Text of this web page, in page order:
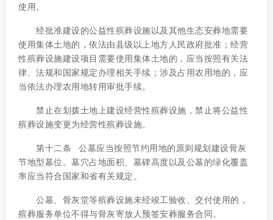
使用。
经批准建设的公益性殡葬设施以及其他生态安葬地需要
使用集体土地的，依法由县级以上地方人民政府批准；经营
性殡葬设施建设项目需要使用集体土地的，应当按照有关法
律、法规和国家规定办理相关手续；涉及占用农用地的，应
当依法办理农用地转用审批手续。
禁止在划拨土地上建设经营性殡葬设施，禁止将公益性
殡葬设施变更为经营性殡葬设施。
第十二条 公墓应当按照节约用地的原则规划建设骨灰
节地型墓位。墓穴占地面积、墓碑高度以及公墓的绿化覆盖
率应当符合国家和省有关规定。
公墓、骨灰堂等殡葬设施未经竣工验收、交付使用的，
殡葬服务单位不得与骨灰寄放人预签安葬服务合同。